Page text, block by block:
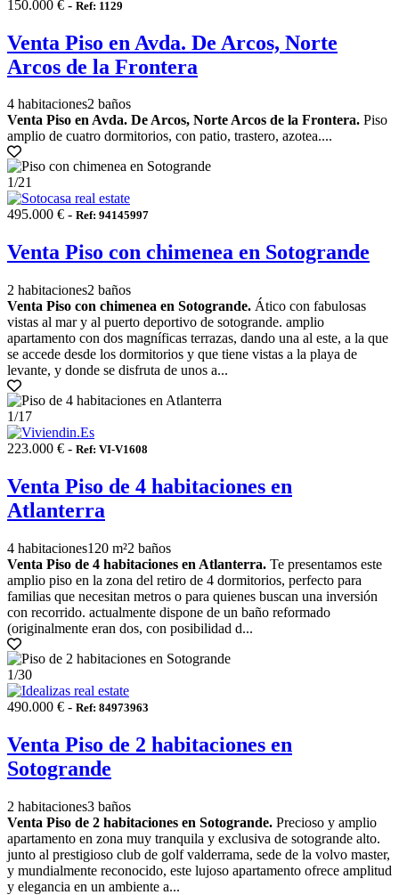
150.000 € - Ref: 1129
Venta Piso en Avda. De Arcos, Norte
Arcos de la Frontera
4 habitaciones2 baños
Venta Piso en Avda. De Arcos, Norte Arcos de la Frontera. Piso
amplio de cuatro dormitorios, con patio, trastero, azotea....
1/21
495.000 € - Ref: 94145997
Venta Piso con chimenea en Sotogrande
2 habitaciones2 baños
Venta Piso con chimenea en Sotogrande. Ático con fabulosas
vistas al mar y al puerto deportivo de sotogrande. amplio
apartamento con dos magníficas terrazas, dando una al este, a la que
se accede desde los dormitorios y que tiene vistas a la playa de
levante, y donde se disfruta de unos a...
1/17
223.000 € - Ref: VI-V1608
Venta Piso de 4 habitaciones en
Atlanterra
4 habitaciones120 m²2 baños
Venta Piso de 4 habitaciones en Atlanterra. Te presentamos este
amplio piso en la zona del retiro de 4 dormitorios, perfecto para
familias que necesitan metros o para quienes buscan una inversión
con recorrido. actualmente dispone de un baño reformado
(originalmente eran dos, con posibilidad d...
1/30
490.000 € - Ref: 84973963
Venta Piso de 2 habitaciones en
Sotogrande
2 habitaciones3 baños
Venta Piso de 2 habitaciones en Sotogrande. Precioso y amplio
apartamento en zona muy tranquila y exclusiva de sotogrande alto.
junto al prestigioso club de golf valderrama, sede de la volvo master,
y mundialmente reconocido, este lujoso apartamento ofrece amplitud
y elegancia en un ambiente a...